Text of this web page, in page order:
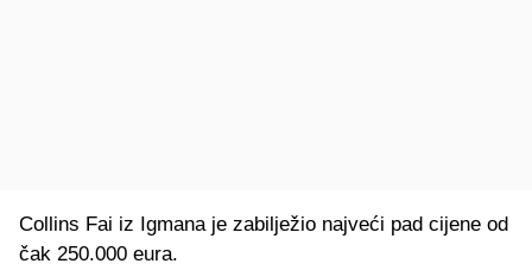
Collins Fai iz Igmana je zabilježio najveći pad cijene od
čak 250.000 eura.